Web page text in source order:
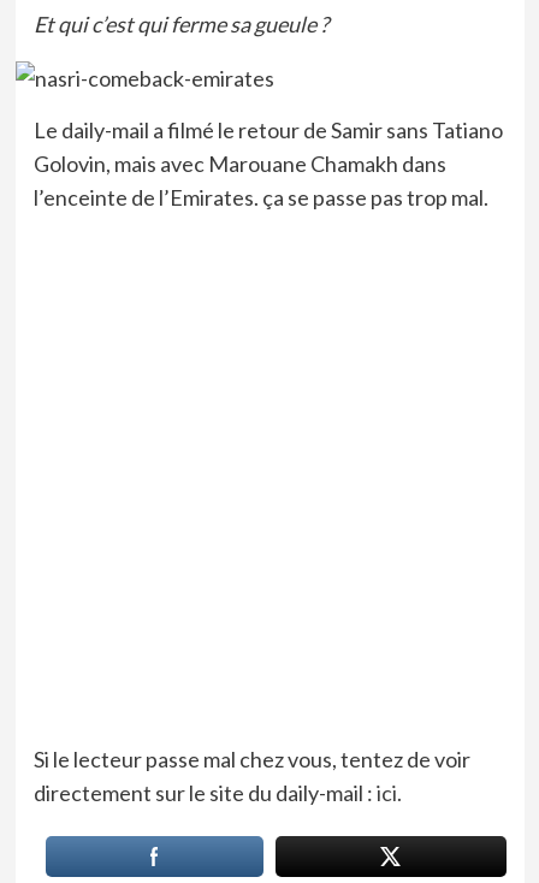
Et qui c’est qui ferme sa gueule ?
Le daily-mail a filmé le retour de Samir sans Tatiano
Golovin, mais avec Marouane Chamakh dans
l’enceinte de l’Emirates. ça se passe pas trop mal.
Si le lecteur passe mal chez vous, tentez de voir
directement sur le site du daily-mail :ici.